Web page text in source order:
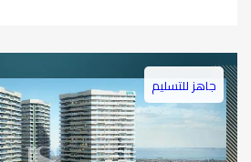
جاهز للتسليم